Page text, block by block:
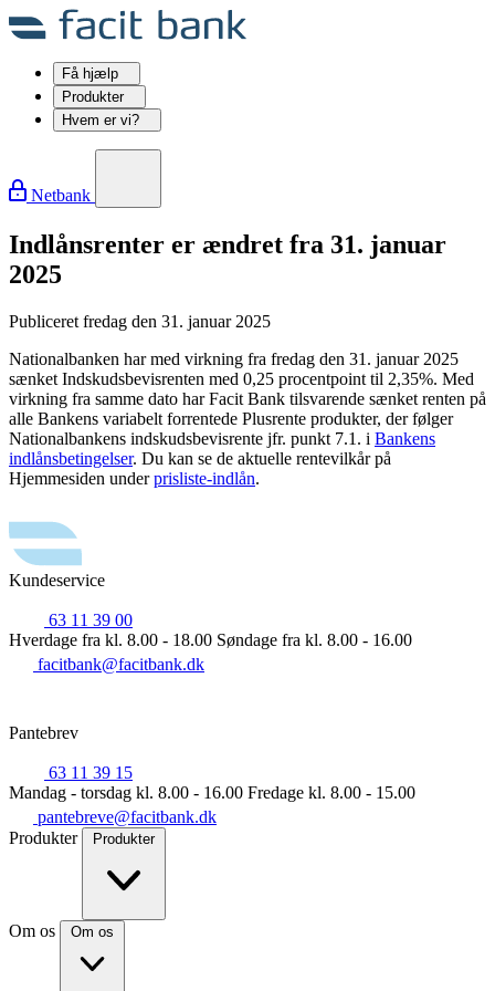
Få hjælp
Produkter
Hvem er vi?
Netbank
Indlånsrenter er ændret fra 31. januar
2025
Publiceret fredag den 31. januar 2025
Nationalbanken har med virkning fra fredag den 31. januar 2025
sænket Indskudsbevisrenten med 0,25 procentpoint til 2,35%. Med
virkning fra samme dato har Facit Bank tilsvarende sænket renten på
alle Bankens variabelt forrentede Plusrente produkter, der følger
Nationalbankens indskudsbevisrente jfr. punkt 7.1. i Bankens
indlånsbetingelser. Du kan se de aktuelle rentevilkår på
Hjemmesiden underprisliste-indlån.
Kundeservice
63 11 39 00
Hverdage fra kl. 8.00 - 18.00 Søndage fra kl. 8.00 - 16.00
facitbank@facitbank.dk
Pantebrev
63 11 39 15
Mandag - torsdag kl. 8.00 - 16.00 Fredage kl. 8.00 - 15.00
pantebreve@facitbank.dk
Produkter
Produkter
Om os Om os